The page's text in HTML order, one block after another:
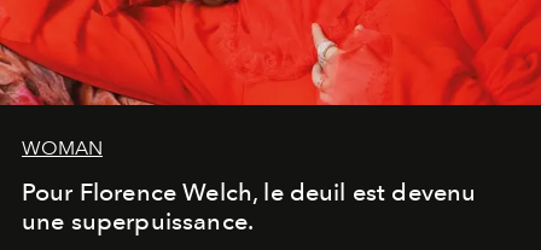
WOMAN
Pour Florence Welch, le deuil est devenu
une superpuissance.